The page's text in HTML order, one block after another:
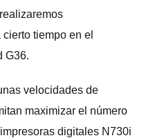
tiempo en el
G36.
velocidades de
maximizar el número
digitales N730i